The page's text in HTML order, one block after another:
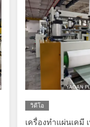
วิดีโอ
เครื่องทําแผ่นเคมี